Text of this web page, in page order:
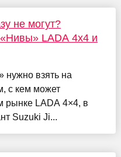
не могут?
LADA 4x4 и
нужно взять на
с кем может
рынке LADA 4×4, в
Suzuki Ji...